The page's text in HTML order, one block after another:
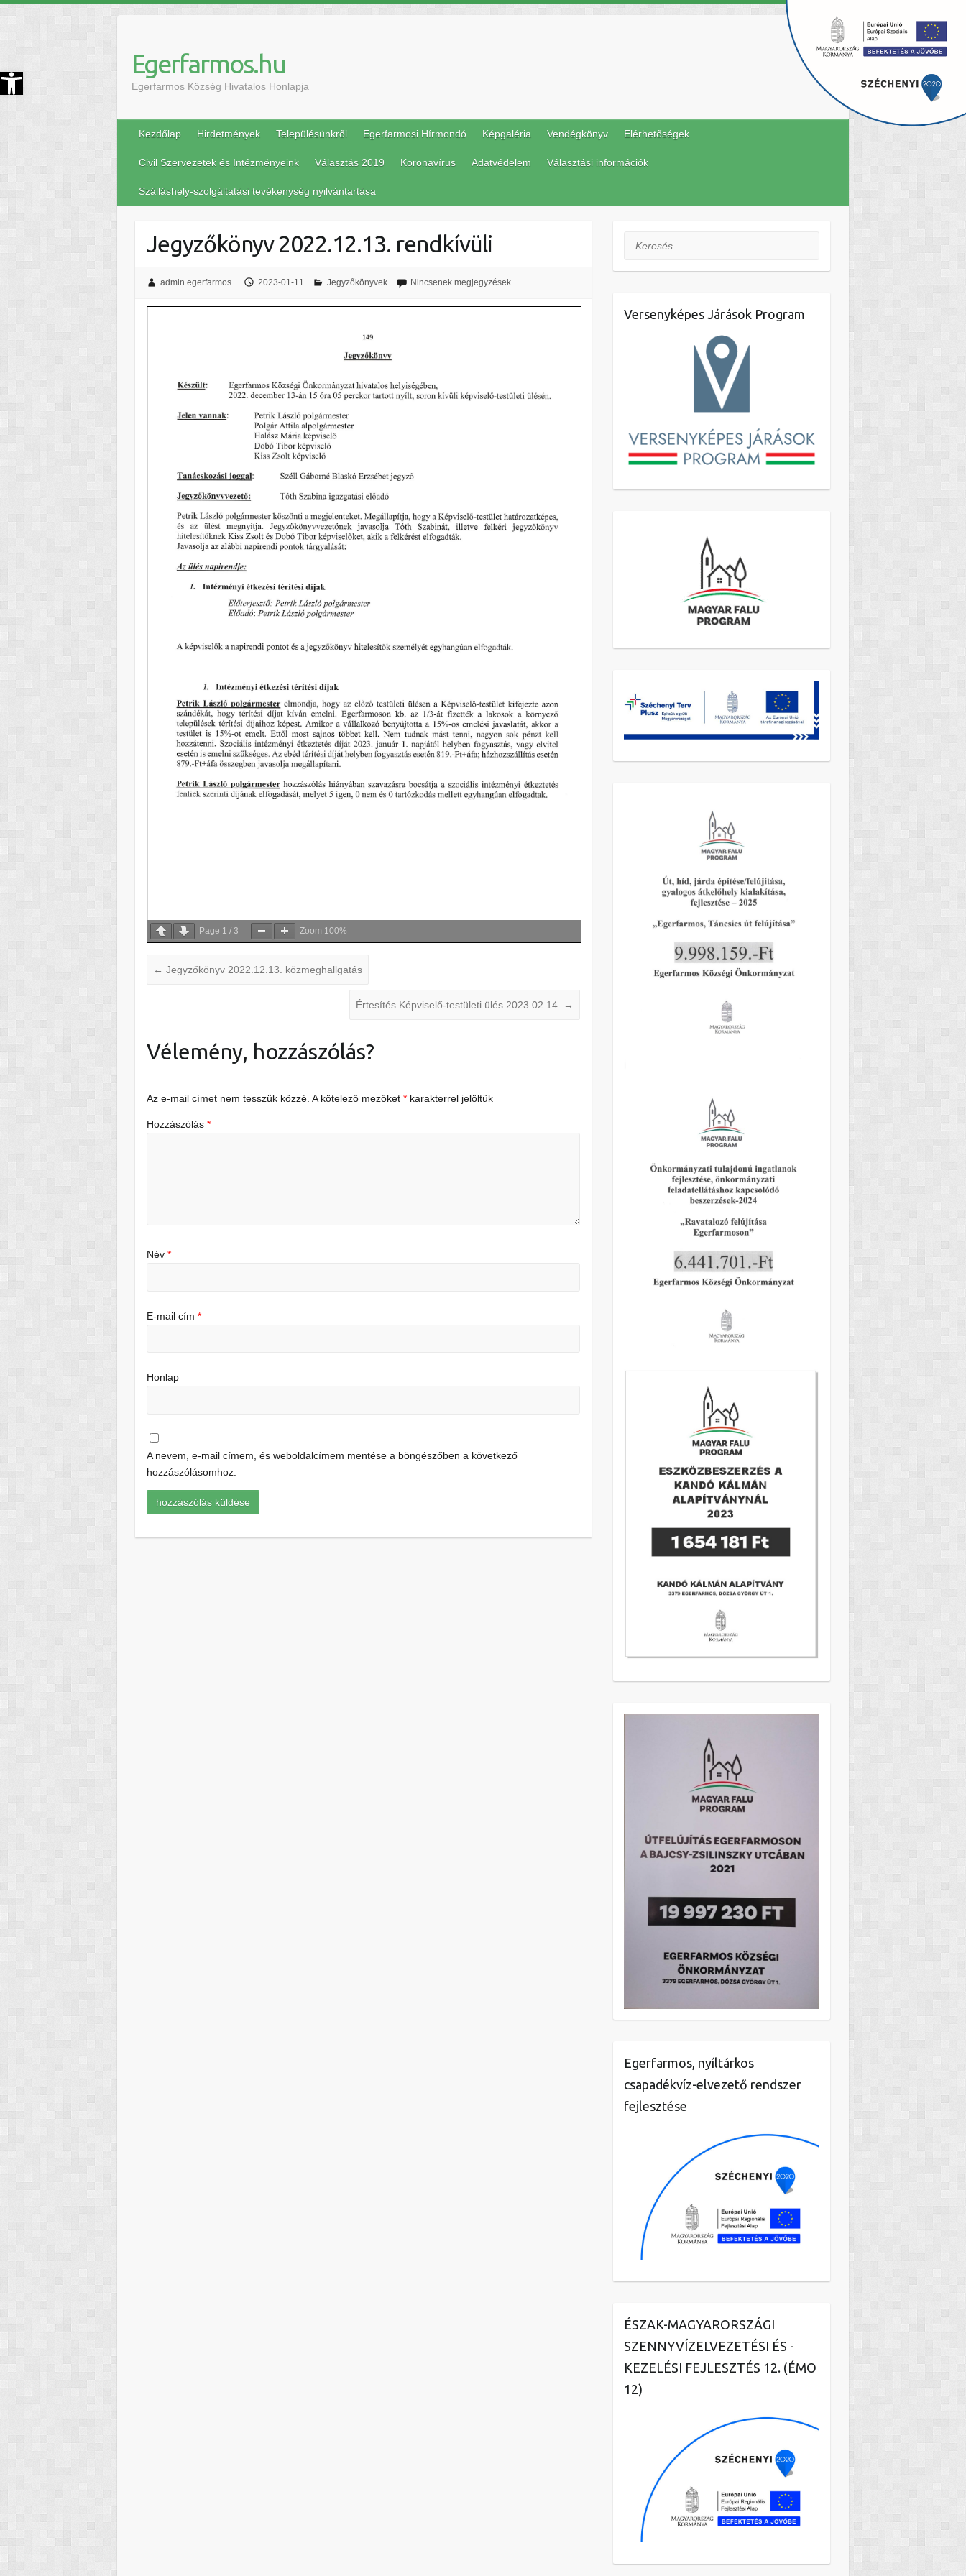
Eszköztár megnyitása Egerfarmos.hu
Egerfarmos Község Hivatalos Honlapja
Kezdőlap Hirdetmények Településünkről Egerfarmosi Hírmondó Képgaléria Vendégkönyv Elérhetőségek
Civil Szervezetek és Intézményeink Választás 2019 Koronavírus Adatvédelem Választási információk
Szálláshely-szolgáltatási tevékenység nyilvántartása
Jegyzőkönyv 2022.12.13. rendkívüli
admin.egerfarmos 2023-01-11 Jegyzőkönyvek Nincsenek megjegyzések
Page 1 /3 Zoom 100%
← Jegyzőkönyv 2022.12.13. közmeghallgatás
Értesítés Képviselő-testületi ülés 2023.02.14. →
Vélemény, hozzászólás?
Az e-mail címet nem tesszük közzé. A kötelező mezőket* karakterrel jelöltük
Hozzászólás*
Név*
E-mail cím*
Honlap
A nevem, e-mail címem, és weboldalcímem mentése a böngészőben a következő
hozzászólásomhoz.
Keresés
Versenyképes Járások Program
Egerfarmos, nyíltárkos
csapadékvíz-elvezető rendszer
fejlesztése
ÉSZAK-MAGYARORSZÁGI
SZENNYVÍZELVEZETÉSI ÉS -
KEZELÉSI FEJLESZTÉS 12. (ÉMO
12)